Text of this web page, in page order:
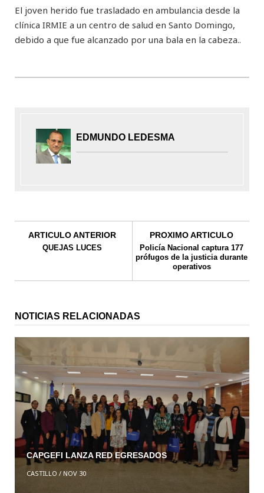
El joven herido fue trasladado en ambulancia desde la
clínica IRMIE a un centro de salud en Santo Domingo,
debido a que fue alcanzado por una bala en la cabeza..
EDMUNDO LEDESMA
ARTICULO ANTERIOR
QUEJAS LUCES
PROXIMO ARTICULO
Policía Nacional captura 177
prófugos de la justicia durante
operativos
NOTICIAS RELACIONADAS
CAPGEFI LANZA RED EGRESADOS
CASTILLO / NOV 30